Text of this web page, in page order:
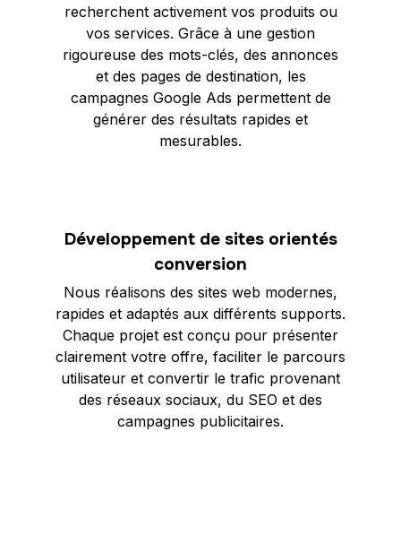
recherchent activement vos produits ou
vos services. Grâce à une gestion
rigoureuse des mots-clés, des annonces
et des pages de destination, les
campagnes Google Ads permettent de
générer des résultats rapides et
mesurables.
Développement de sites orientés
conversion
Nous réalisons des sites web modernes,
rapides et adaptés aux différents supports.
Chaque projet est conçu pour présenter
clairement votre offre, faciliter le parcours
utilisateur et convertir le trafic provenant
des réseaux sociaux, du SEO et des
campagnes publicitaires.